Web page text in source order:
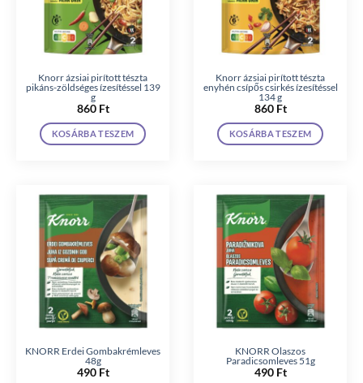
Knorr ázsiai pirított tészta
pikáns-zöldséges ízesítéssel 139
g
860 Ft
KOSÁRBA TESZEM
Knorr ázsiai pirított tészta
enyhén csípős csirkés ízesítéssel
134 g
860 Ft
KOSÁRBA TESZEM
KNORR Erdei Gombakrémleves
48g
490 Ft
KNORR Olaszos
Paradicsomleves 51g
490 Ft